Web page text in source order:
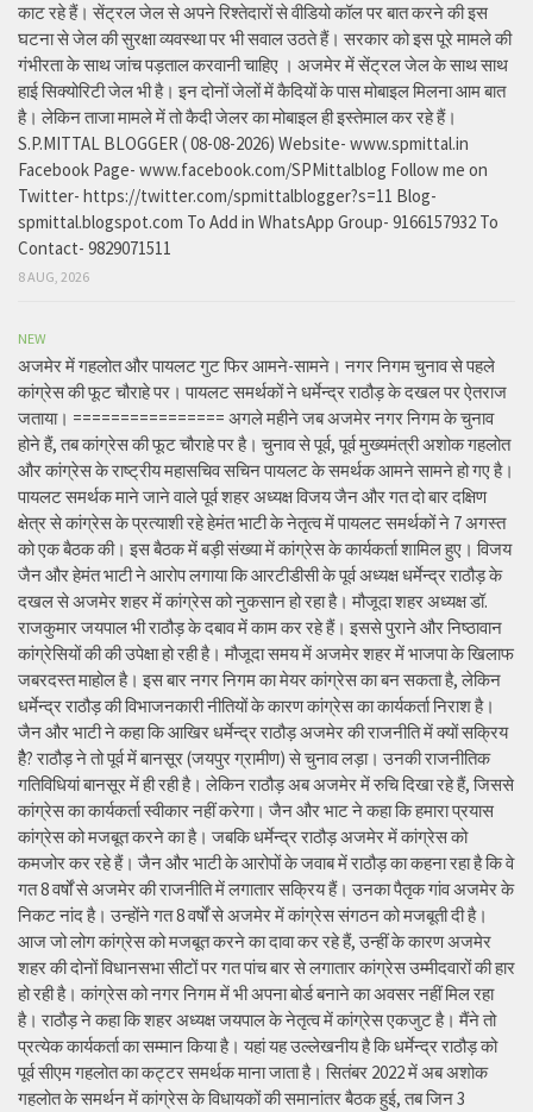
काट रहे हैं। सेंट्रल जेल से अपने रिश्तेदारों से वीडियो कॉल पर बात करने की इस
घटना से जेल की सुरक्षा व्यवस्था पर भी सवाल उठते हैं। सरकार को इस पूरे मामले की
गंभीरता के साथ जांच पड़ताल करवानी चाहिए । अजमेर में सेंट्रल जेल के साथ साथ
हाई सिक्योरिटी जेल भी है। इन दोनों जेलों में कैदियों के पास मोबाइल मिलना आम बात
है। लेकिन ताजा मामले में तो कैदी जेलर का मोबाइल ही इस्तेमाल कर रहे हैं।
S.P.MITTAL BLOGGER ( 08-08-2026) Website- www.spmittal.in
Facebook Page- www.facebook.com/SPMittalblog Follow me on
Twitter- https://twitter.com/spmittalblogger?s=11 Blog-
spmittal.blogspot.com To Add in WhatsApp Group- 9166157932 To
Contact- 9829071511
8 AUG, 2026
NEW
अजमेर में गहलोत और पायलट गुट फिर आमने-सामने। नगर निगम चुनाव से पहले
कांग्रेस की फूट चौराहे पर। पायलट समर्थकों ने धर्मेन्द्र राठौड़ के दखल पर ऐतराज
जताया। ================ अगले महीने जब अजमेर नगर निगम के चुनाव
होने हैं, तब कांग्रेस की फूट चौराहे पर है। चुनाव से पूर्व, पूर्व मुख्यमंत्री अशोक गहलोत
और कांग्रेस के राष्ट्रीय महासचिव सचिन पायलट के समर्थक आमने सामने हो गए है।
पायलट समर्थक माने जाने वाले पूर्व शहर अध्यक्ष विजय जैन और गत दो बार दक्षिण
क्षेत्र से कांग्रेस के प्रत्याशी रहे हेमंत भाटी के नेतृत्व में पायलट समर्थकों ने 7 अगस्त
को एक बैठक की। इस बैठक में बड़ी संख्या में कांग्रेस के कार्यकर्ता शामिल हुए। विजय
जैन और हेमंत भाटी ने आरोप लगाया कि आरटीडीसी के पूर्व अध्यक्ष धर्मेन्द्र राठौड़ के
दखल से अजमेर शहर में कांग्रेस को नुकसान हो रहा है। मौजूदा शहर अध्यक्ष डॉ.
राजकुमार जयपाल भी राठौड़ के दबाव में काम कर रहे हैं। इससे पुराने और निष्ठावान
कांग्रेसियों की की उपेक्षा हो रही है। मौजूदा समय में अजमेर शहर में भाजपा के खिलाफ
जबरदस्त माहोल है। इस बार नगर निगम का मेयर कांग्रेस का बन सकता है, लेकिन
धर्मेन्द्र राठौड़ की विभाजनकारी नीतियों के कारण कांग्रेस का कार्यकर्ता निराश है।
जैन और भाटी ने कहा कि आखिर धर्मेन्द्र राठौड़ अजमेर की राजनीति में क्यों सक्रिय
हैै? राठौड़ ने तो पूर्व में बानसूर (जयपुर ग्रामीण) से चुनाव लड़ा। उनकी राजनीतिक
गतिविधियां बानसूर में ही रही है। लेकिन राठौड़ अब अजमेर में रुचि दिखा रहे हैं, जिससे
कांग्रेस का कार्यकर्ता स्वीकार नहीं करेगा। जैन और भाट ने कहा कि हमारा प्रयास
कांग्रेस को मजबूत करने का है। जबकि धर्मेन्द्र राठौड़ अजमेर में कांग्रेस को
कमजोर कर रहे हैं। जैन और भाटी के आरोपों के जवाब में राठौड़ का कहना रहा है कि वे
गत 8 वर्षों से अजमेर की राजनीति में लगातार सक्रिय हैं। उनका पैतृक गांव अजमेर के
निकट नांद है। उन्होंने गत 8 वर्षों से अजमेर में कांग्रेस संगठन को मजबूती दी है।
आज जो लोग कांग्रेस को मजबूत करने का दावा कर रहे हैं, उन्हीं के कारण अजमेर
शहर की दोनों विधानसभा सीटों पर गत पांच बार से लगातार कांग्रेस उम्मीदवारों की हार
हो रही है। कांग्रेस को नगर निगम में भी अपना बोर्ड बनाने का अवसर नहीं मिल रहा
है। राठौड़ ने कहा कि शहर अध्यक्ष जयपाल के नेतृत्व में कांग्रेस एकजुट है। मैंने तो
प्रत्येक कार्यकर्ता का सम्मान किया है। यहां यह उल्लेखनीय है कि धर्मेन्द्र राठौड़ को
पूर्व सीएम गहलोत का कट्टर समर्थक माना जाता है। सितंबर 2022 में अब अशोक
गहलोत के समर्थन में कांग्रेस के विधायकों की समानांतर बैठक हुई, तब जिन 3